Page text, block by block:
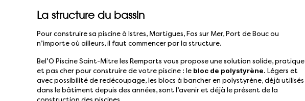
La structure du bassin
Pour construire sa piscine à Istres, Martigues, Fos sur Mer, Port de Bouc ou
n’importe où ailleurs, il faut commencer par la structure.
Bel’O Piscine Saint-Mitre les Remparts vous propose une solution solide, pratique
et pas cher pour construire de votre piscine : le bloc de polystyrène. Légers et
avec possibilité de redécoupage, les blocs à bancher en polystyrène, déjà utilisés
dans le bâtiment depuis des années, sont l’avenir et déjà le présent de la